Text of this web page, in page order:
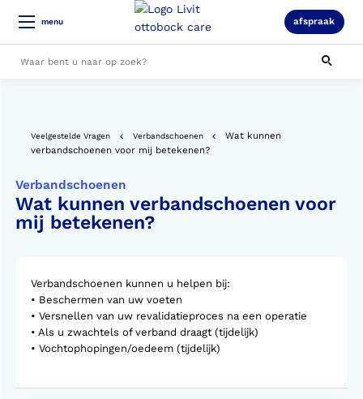
menu afspraak
Veelgestelde Vragen Verbandschoenen
Wat kunnen
verbandschoenen voor mij betekenen?
Verbandschoenen
Wat kunnen verbandschoenen voor
mij betekenen?
Verbandschoenen kunnen u helpen bij:
• Beschermen van uw voeten
• Versnellen van uw revalidatieproces na een operatie
• Als u zwachtels of verband draagt (tijdelijk)
• Vochtophopingen/oedeem (tijdelijk)